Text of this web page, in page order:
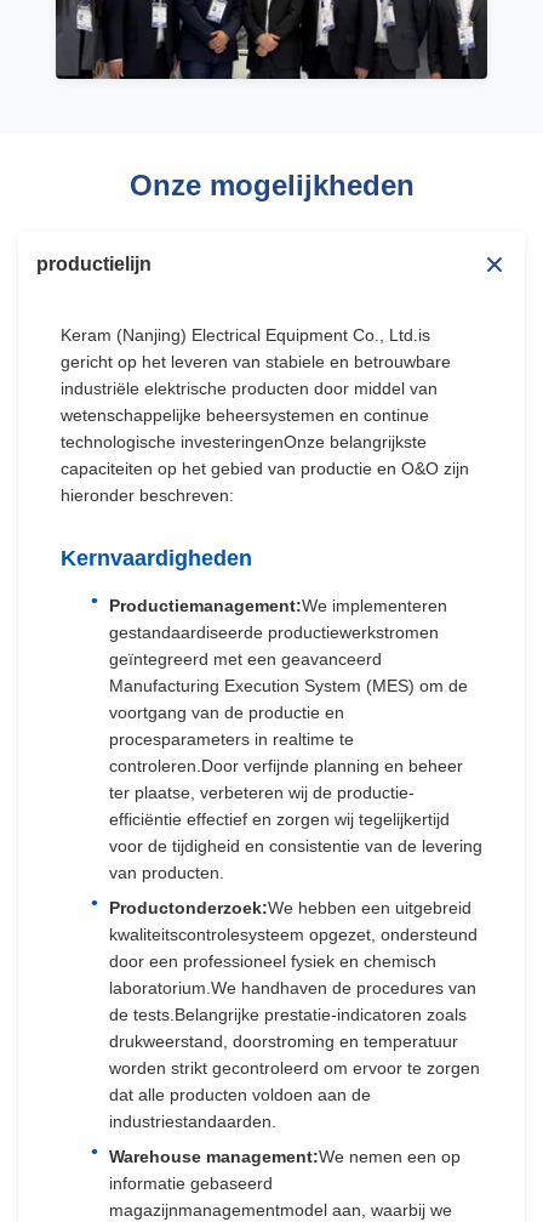
Onze mogelijkheden
productielijn
Keram (Nanjing) Electrical Equipment Co., Ltd.is
gericht op het leveren van stabiele en betrouwbare
industriële elektrische producten door middel van
wetenschappelijke beheersystemen en continue
technologische investeringenOnze belangrijkste
capaciteiten op het gebied van productie en O&O zijn
hieronder beschreven:
Kernvaardigheden
Productiemanagement:We implementeren
gestandaardiseerde productiewerkstromen
geïntegreerd met een geavanceerd
Manufacturing Execution System (MES) om de
voortgang van de productie en
procesparameters in realtime te
controleren.Door verfijnde planning en beheer
ter plaatse, verbeteren wij de productie-
efficiëntie effectief en zorgen wij tegelijkertijd
voor de tijdigheid en consistentie van de levering
van producten.
Productonderzoek:We hebben een uitgebreid
kwaliteitscontrolesysteem opgezet, ondersteund
door een professioneel fysiek en chemisch
laboratorium.We handhaven de procedures van
de tests.Belangrijke prestatie-indicatoren zoals
drukweerstand, doorstroming en temperatuur
worden strikt gecontroleerd om ervoor te zorgen
dat alle producten voldoen aan de
industriestandaarden.
Warehouse management:We nemen een op
informatie gebaseerd
magazijnmanagementmodel aan, waarbij we